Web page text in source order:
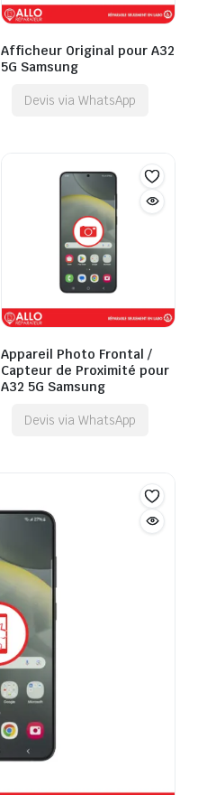
Afficheur Original pour A32
5G Samsung
Devis via WhatsApp
Appareil Photo Frontal /
Capteur de Proximité pour
A32 5G Samsung
Devis via WhatsApp